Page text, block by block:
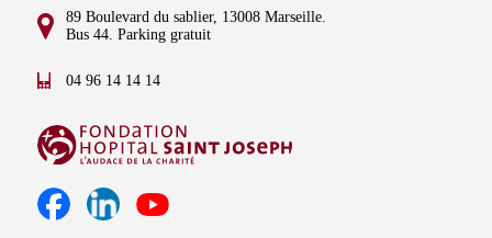
89 Boulevard du sablier, 13008 Marseille.
Bus 44. Parking gratuit
04 96 14 14 14